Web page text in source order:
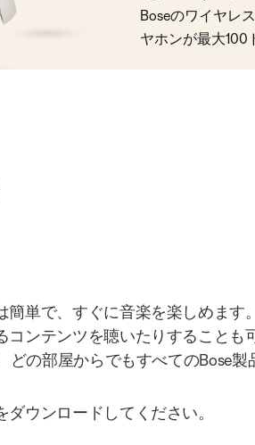
Boseのワイヤレ
ヤホンが最大100
簡単で、すぐに音楽を楽しめます
コンテンツを聴いたりすることも
どの部屋からでもすべてのBose製
ウンロードしてください。